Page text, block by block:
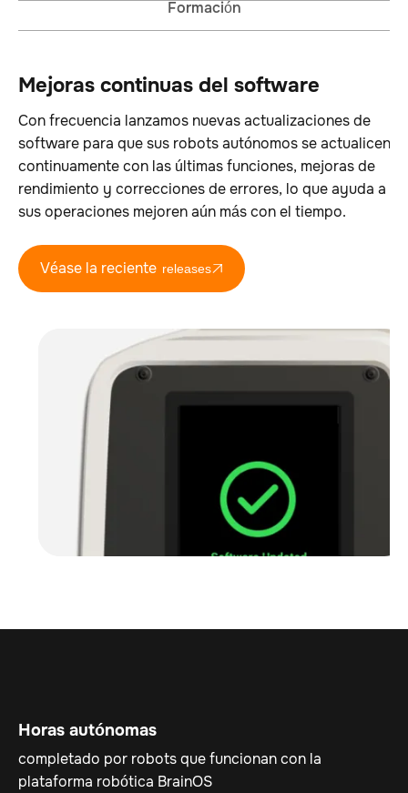
Formación
Mejoras continuas del software
Con frecuencia lanzamos nuevas actualizaciones de
software para que sus robots autónomos se actualicen
continuamente con las últimas funciones, mejoras de
rendimiento y correcciones de errores, lo que ayuda a
sus operaciones mejoren aún más con el tiempo.
Véase la reciente releases
Horas autónomas
completado por robots que funcionan con la
plataforma robótica BrainOS